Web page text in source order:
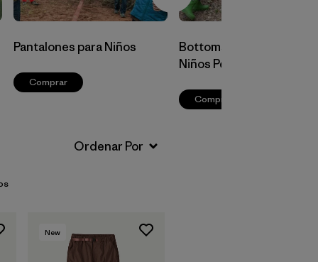
Pantalones para Niños
Comprar
Bottoms para Bebés y
Niños Pequeños
Comprar
New